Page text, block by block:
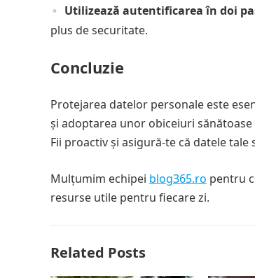
Utilizează autentificarea în doi
plus de securitate.
Concluzie
Protejarea datelor personale este
și adoptarea unor obiceiuri
Fii proactiv și asigură-te că datele
Mulțumim echipei blog365.ro pentru
resurse utile pentru fiecare zi.
Related Posts